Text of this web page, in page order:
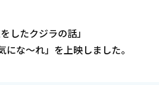
したクジラの話」
な～れ」を上映しました。